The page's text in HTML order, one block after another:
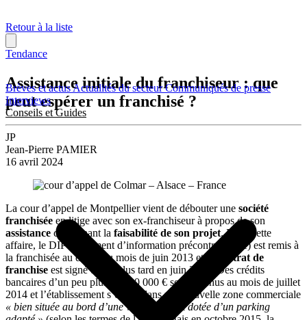
Brèves et actusActualités du secteurCommuniqués de presse
Interviews
Conseils et Guides
Retour à la liste
Tendance
Assistance initiale du franchiseur : que
peut espérer un franchisé ?
JP
Jean-Pierre PAMIER
16 avril 2024
La cour d’appel de Montpellier vient de débouter une société
franchisée en litige avec son ex-franchiseur à propos de son
assistance concernant la faisabilité de son projet. Dans cette
affaire, le DIP (document d’information précontractuelle) est remis à
la franchisée au début du mois de juin 2013 et le
contrat de
franchise est signé un an plus tard en juin 2014. Des crédits
bancaires d’un peu plus de 300 000 € sont obtenus au mois de juillet
2014 et l’établissement s’ouvre dans une nouvelle zone commerciale
« bien située au bord d’une voie rapide et dotée d’un parking